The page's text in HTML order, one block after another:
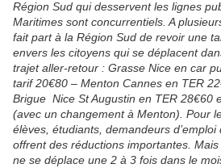
Région Sud qui desservent les lignes
Maritimes sont concurrentiels. A
fait part à la Région Sud de revoir une
envers les citoyens qui se déplacent
trajet aller-retour : Grasse Nice en car
tarif 20€80 – Menton Cannes en TER
Brigue Nice St Augustin en TER 28€60
(avec un changement à Menton). Pour
élèves, étudiants, demandeurs
offrent des réductions importantes. Mais
ne se déplace une 2 à 3 fois dans le